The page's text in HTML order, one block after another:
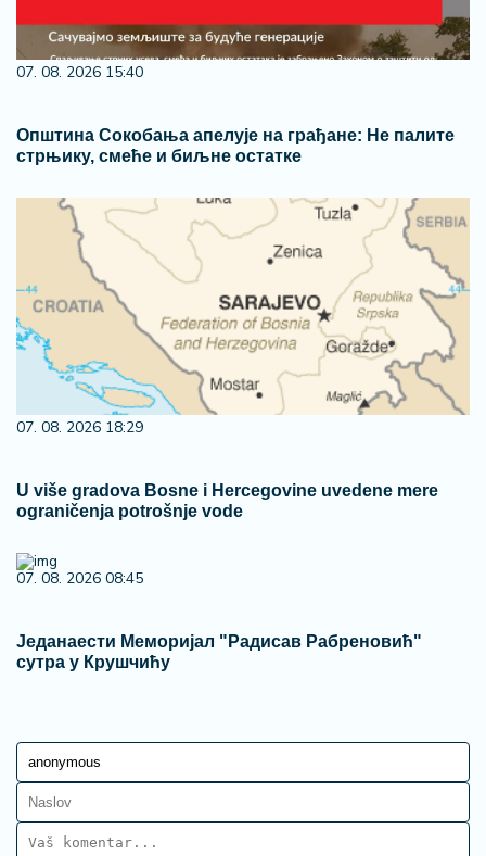
07. 08. 2026 15:40
Општина Сокобања апелује на грађане: Не палите
стрњику, смеће и биљне остатке
07. 08. 2026 18:29
U više gradova Bosne i Hercegovine uvedene mere
ograničenja potrošnje vode
07. 08. 2026 08:45
Једанаести Меморијал "Радисав Рабреновић"
сутра у Крушчићу